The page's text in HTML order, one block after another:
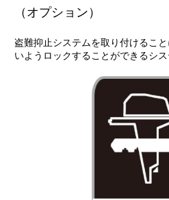
（オプション）
盗難抑止システムを取り付けるこ
いようロックすることができるシス